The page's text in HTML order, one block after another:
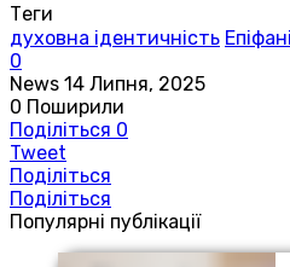
Теги
духовна ідентичність
0
News 14 Липня, 2025
0 Поширили
Поділіться 0
Tweet
Поділіться
Поділіться
Популярні публікації